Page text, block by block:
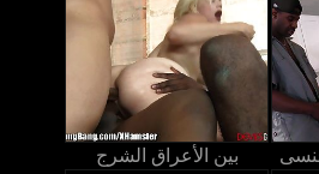
بين الأعراق الشرج